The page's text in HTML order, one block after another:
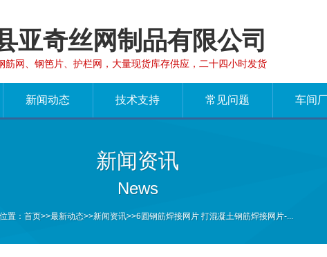
亚奇丝网制品有限公司
网、钢笆片、护栏网，大量现货库存供应，二十四小时发货
新闻动态 技术支持 常见问题 车间
新闻资讯
News
置： 首页>>最新动态>>新闻资讯>>6圆钢筋焊接网片 打混凝土钢筋焊接网片-...